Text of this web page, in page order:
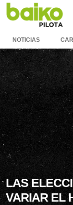
NOTICIAS
LAS
VARIAR EL